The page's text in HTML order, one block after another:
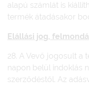
alapú számlát is
termék átadásakor
Elállási jog,
28. A Vevő jogosult a
napon belül indoklás
szerződéstől. Az